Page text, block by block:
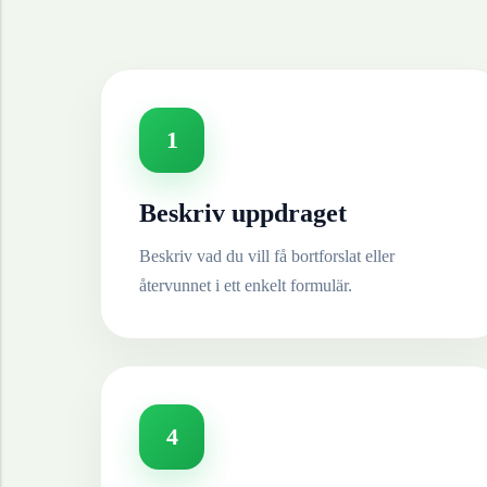
1
Beskriv uppdraget
Beskriv vad du vill få bortforslat eller
återvunnet i ett enkelt formulär.
4